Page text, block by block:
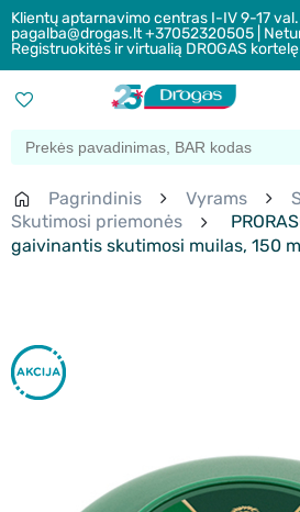
Klientų aptarnavimo centras I-IV 9-17
pagalba@drogas.lt +37052320505 |
Registruokitės ir virtualią DROGAS
Pagrindinis Vyrams
Skutimosi priemonės
gaivinantis skutimosi muilas, 150